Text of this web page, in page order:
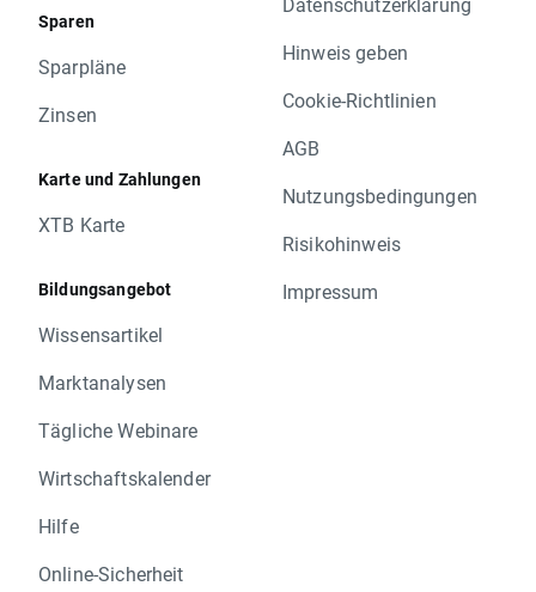
Sparen
Sparpläne
Zinsen
Karte und Zahlungen
XTB Karte
Bildungsangebot
Wissensartikel
Marktanalysen
Tägliche Webinare
Wirtschaftskalender
Hilfe
Online-Sicherheit
Hinweis geben
Cookie-Richtlinien
AGB
Nutzungsbedingungen
Risikohinweis
Impressum